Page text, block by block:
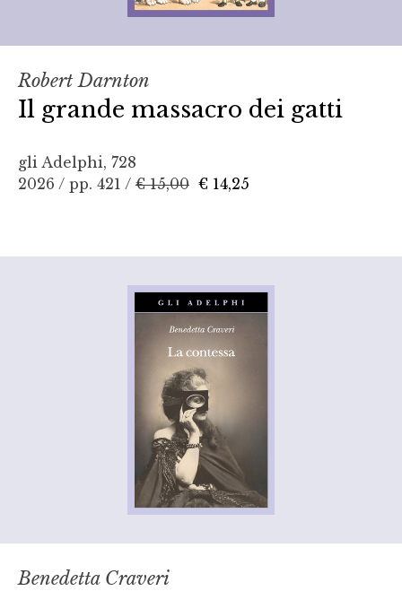
Robert Darnton
Il grande massacro dei gatti
gli Adelphi, 728
2026 / pp. 421 / € 15,00 € 14,25
Benedetta Craveri